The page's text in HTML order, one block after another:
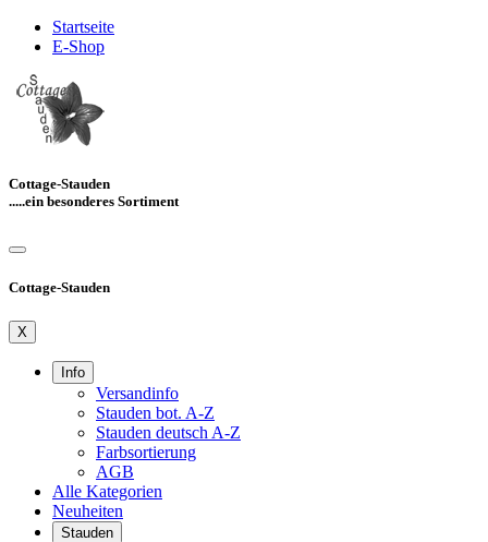
Startseite
E-Shop
Cottage-Stauden
.....ein besonderes Sortiment
Cottage-Stauden
X
Info
Versandinfo
Stauden bot. A-Z
Stauden deutsch A-Z
Farbsortierung
AGB
Alle Kategorien
Neuheiten
Stauden